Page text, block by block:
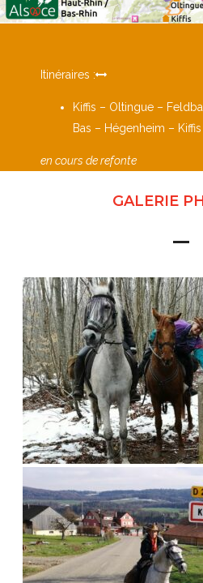
Itinéraires :
Kiffis – Oltingue –
Bas – Hégenheim – Kiffis
en cours de refonte
GALERIE